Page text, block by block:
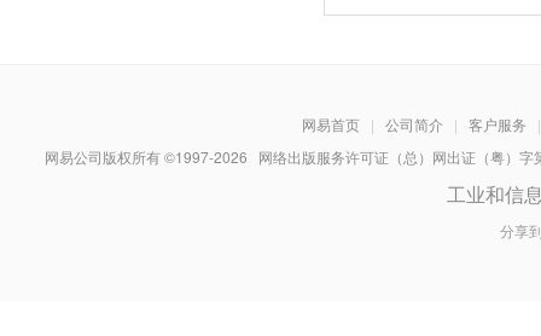
网易首页 | 公司简介 | 客户服务
|
网易公司版权所有 ©1997-2026 网络出版服务许可证（总）网出证（粤）
工业和信
分享